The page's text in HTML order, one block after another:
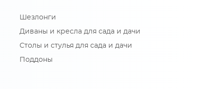
Шезлонги
Диваны и кресла для сада и дачи
Столы и стулья для сада и дачи
Поддоны